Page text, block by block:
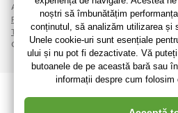
Această pagină este protejată prin
Regulile de protecție a datelor personale
Termeni și condiții.
Crearea de magazine online eficiente